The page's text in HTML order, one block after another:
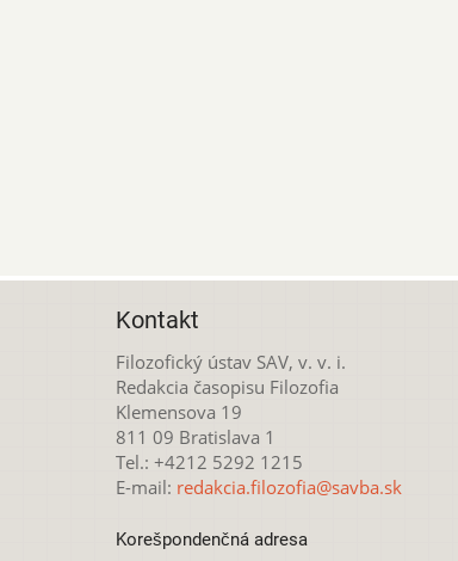
Kontakt
Filozofický ústav SAV, v. v. i.
Redakcia časopisu Filozofia
Klemensova 19
811 09 Bratislava 1
Tel.: +4212 5292 1215
E-mail: redakcia.filozofia@savba.sk
Korešpondenčná adresa